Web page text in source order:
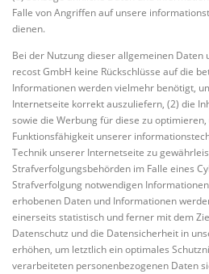
Falle von Angriffen auf unsere
dienen.
Bei der Nutzung dieser allgemeinen Daten
recost GmbH keine Rückschlüsse auf die
Informationen werden vielmehr benötigt,
Internetseite korrekt auszuliefern, (2) die
sowie die Werbung für diese zu
Funktionsfähigkeit unserer
Technik unserer Internetseite zu
Strafverfolgungsbehörden im Falle eines
Strafverfolgung notwendigen
erhobenen Daten und Informationen
einerseits statistisch und ferner mit dem
Datenschutz und die Datensicherheit in
erhöhen, um letztlich ein optimales
verarbeiteten personenbezogenen Daten